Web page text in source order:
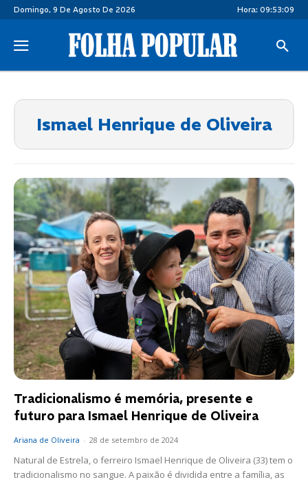
Domingo, 9 De Agosto De 2026 Hora: 09:53:09
Ismael Henrique de Oliveira
Tradicionalismo é memória, presente e
futuro para Ismael Henrique de Oliveira
Ariana de Oliveira - 28 de setembro de 2024
Natural de Estrela, o ferreiro Ismael Henrique de Oliveira (33) tem o
tradicionalismo no sangue. A paixão é dividida entre a família, as